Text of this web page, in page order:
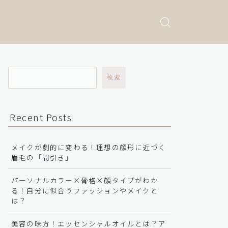
検索
Recent Posts
メイクが劇的に変わる！理想の顔形に近づく
眉毛の「間引き」
パーソナルカラー×骨格×顔タイプがわか
る！自分に似合うファッションやメイクと
は？
美容の味方！エッセンシャルオイルとは？ア